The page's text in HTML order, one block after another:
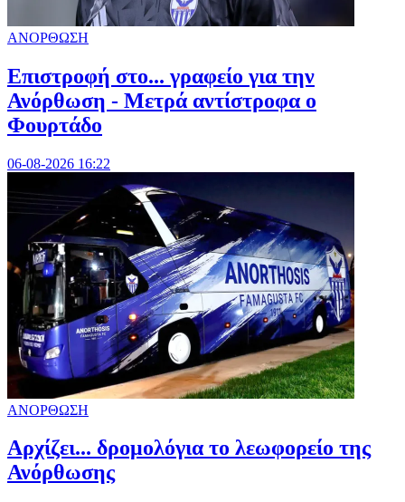
ΑΝΟΡΘΩΣΗ
Επιστροφή στο... γραφείο για την
Ανόρθωση - Μετρά αντίστροφα ο
Φουρτάδο
06-08-2026 16:22
ΑΝΟΡΘΩΣΗ
Αρχίζει... δρομολόγια το λεωφορείο της
Ανόρθωσης